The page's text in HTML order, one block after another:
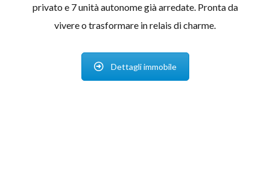
privato e 7 unità autonome già arredate. Pronta da
vivere o trasformare in relais di charme.
Dettagli immobile